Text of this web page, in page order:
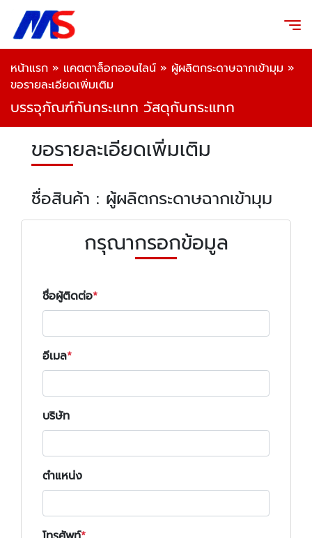
หน้าแรก » แคตตาล็อกออนไลน์ » ผู้ผลิตกระดาษฉากเข้ามุม »
ขอรายละเอียดเพิ่มเติม
บรรจุภัณฑ์กันกระแทก วัสดุกันกระแทก
ขอรายละเอียดเพิ่มเติม
ชื่อสินค้า : ผู้ผลิตกระดาษฉากเข้ามุม
กรุณากรอกข้อมูล
ชื่อผู้ติดต่อ
อีเมล
บริษัท
ตำแหน่ง